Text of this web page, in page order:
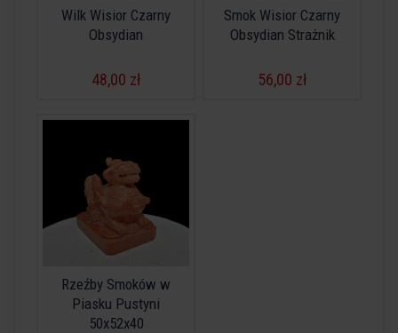
Wilk Wisior Czarny
Obsydian
48,00 zł
Smok Wisior Czarny
Obsydian Strażnik
56,00 zł
Rzeźby Smoków w
Piasku Pustyni
50x52x40